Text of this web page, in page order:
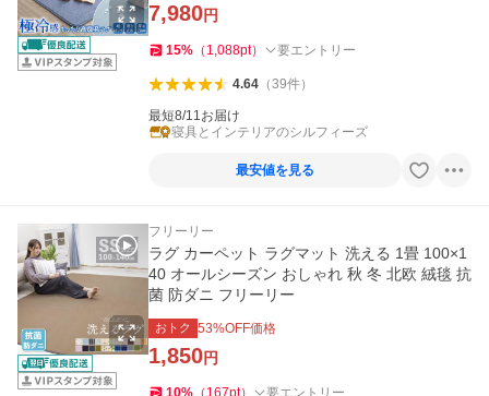
7,980円
15% （ 1,088pt） 要エントリー
4.64（39件）
最短8/11お届け
寝具とインテリアのシルフィーズ
最安値を見る
フリーリー
ラグ カーペット ラグマット 洗える 1畳 100×1
40 オールシーズン おしゃれ 秋 冬 北欧 絨毯 抗
菌 防ダニ フリーリー
おトク 53%OFF価格
1,850円
10% （ 167pt） 要エントリー